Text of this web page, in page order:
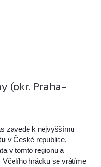
(okr. Praha-
zavede k nejvyššímu
v České republice,
v tomto regionu a
hrádku se vrátíme